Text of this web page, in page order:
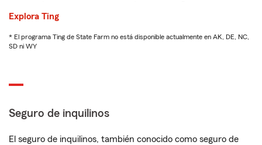
Explora Ting
* El programa Ting de State Farm no está disponible actualmente en AK, DE, NC,
SD ni WY
Seguro de inquilinos
El seguro de inquilinos, también conocido como seguro de